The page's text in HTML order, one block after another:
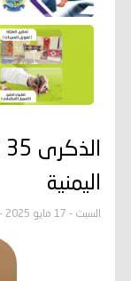
اليمنية
السبت - 17 مايو 2025 - الساعة 09:21 م